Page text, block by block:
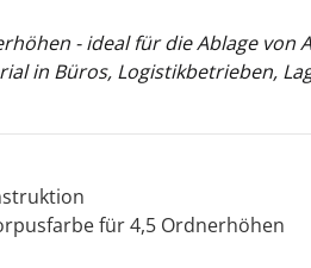
- ideal für die Ablage
in Büros, Logistikbetrieben,
für 4,5 Ordnerhöhen